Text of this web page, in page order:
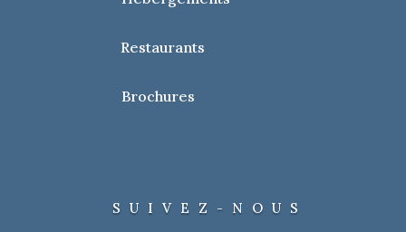
Restaurants
Brochures
SUIVEZ-NOUS